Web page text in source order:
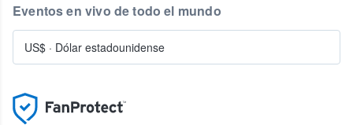
Eventos en vivo de todo el mundo
US$ · Dólar estadounidense